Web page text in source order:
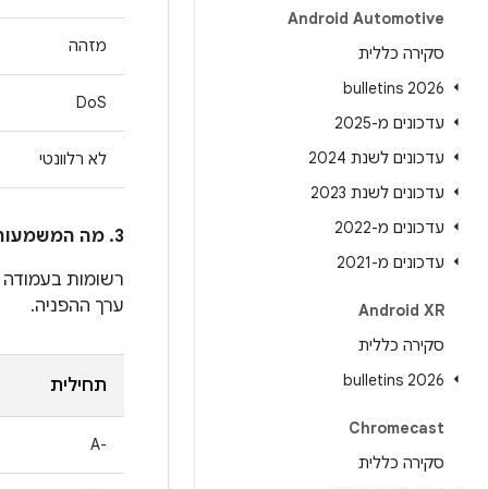
Android Automotive
סקירה כללית
2026 bulletins
עדכונים מ-2025
עדכונים לשנת 2024
עדכונים לשנת 2023
עדכונים מ-2022
עדכונים מ-2021
Android XR
סקירה כללית
2026 bulletins
Chromecast
סקירה כללית
מזהה
DoS
לא רלוונטי
3. מה המשמעות של הרשומות בעמודה
רשומות בעמודה
ערך ההפניה.
תחילית
A-‎